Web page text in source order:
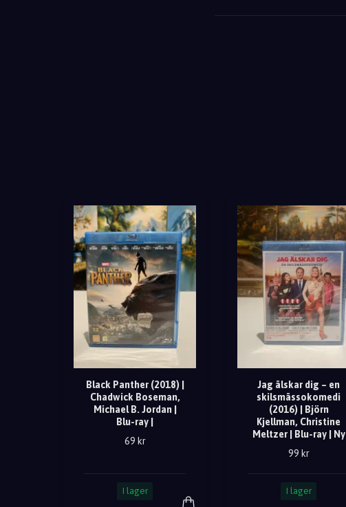
Black Panther (2018) |
Chadwick Boseman,
Michael B. Jordan |
Blu-ray |
69 kr
I lager
Jag älskar dig – en
skilsmässokomedi
(2016) | Björn
Kjellman, Christine
Meltzer | Blu-ray | Ny
99 kr
I lager